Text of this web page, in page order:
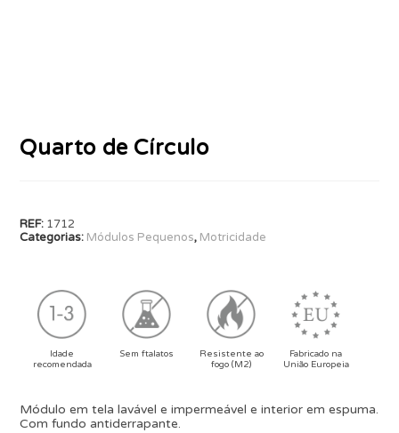
Quarto de Círculo
REF: 1712
Categorias: Módulos Pequenos, Motricidade
Idade
recomendada
Sem ftalatos
Resistente ao
fogo (M2)
Fabricado na
União Europeia
Módulo em tela lavável e impermeável e interior em espuma.
Com fundo antiderrapante.